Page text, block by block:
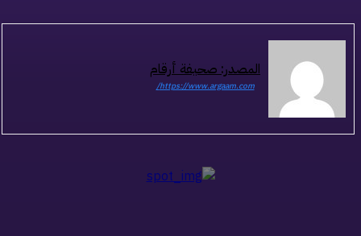
المصدر: صحيفة أرقام
https://www.argaam.com/